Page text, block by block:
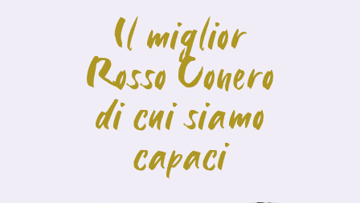
Il miglior
Rosso Conero
di cui siamo
capaci